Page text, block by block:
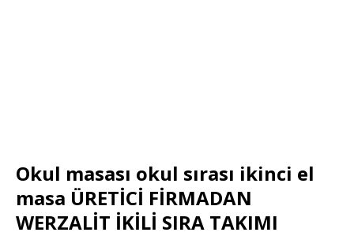
Okul masası okul sırası ikinci el
masa ÜRETİCİ FİRMADAN
WERZALİT İKİLİ SIRA TAKIMI